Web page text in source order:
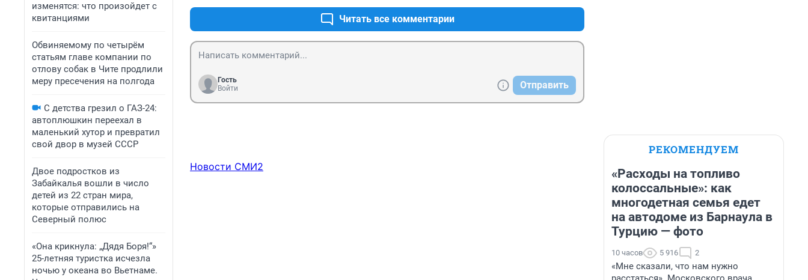
изменятся: что произойдет с
квитанциями
Обвиняемому по четырём
статьям главе компании по
отлову собак в Чите продлили
меру пресечения на полгода
С детства грезил о ГАЗ-24:
автоплюшкин переехал в
маленький хутор и превратил
свой двор в музей СССР
Двое подростков из
Забайкалья вошли в число
детей из 22 стран мира,
которые отправились на
Северный полюс
«Она крикнула: „Дядя Боря!“»
25-летняя туристка исчезла
ночью у океана во Вьетнаме.
Читать все комментарии
Гость
Войти
Отправить
Новости СМИ2
РЕКОМЕНДУЕМ
«Расходы на топливо
колоссальные»: как
многодетная семья едет
на автодоме из Барнаула в
Турцию — фото
10 часов 5 916 2
«Мне сказали, что нам нужно